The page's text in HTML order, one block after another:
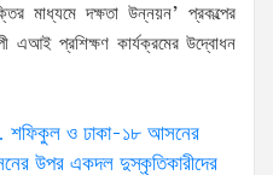
মাধ্যমে দক্ষতা উন্নয়ন’ প্রকল্পের
এআই প্রশিক্ষণ কার্যক্রমের উদ্বোধন
শফিকুল ও ঢাকা-১৮ আসনের
উপর একদল দুস্কৃতিকারীদের